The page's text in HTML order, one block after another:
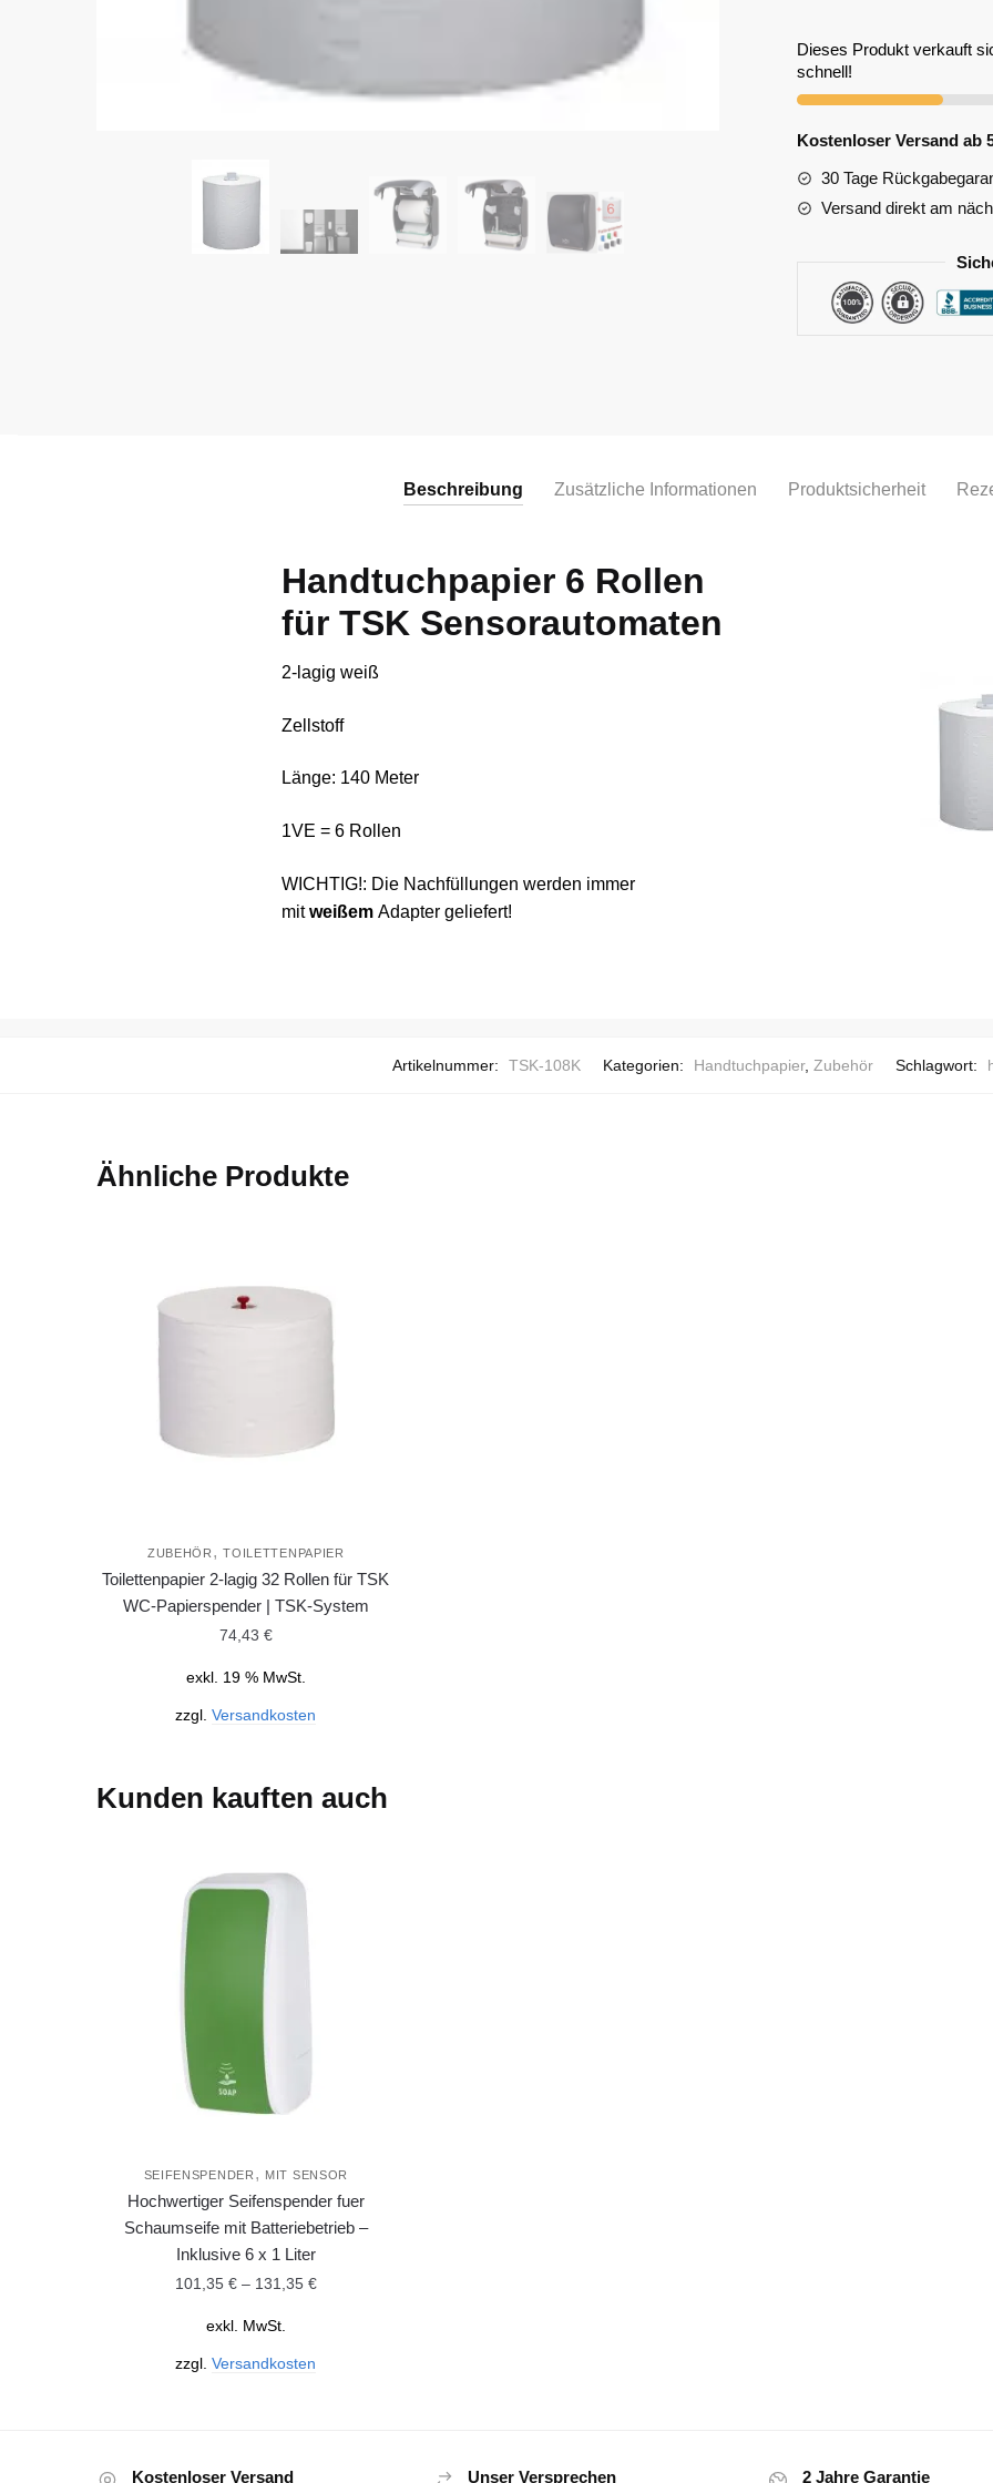
Dieses Produkt verkauft
schnell!
Kostenloser Versand ab
30 Tage
Versand direkt am
Beschreibung Zusätzliche Informationen Produktsicherheit
Handtuchpapier 6 Rollen
für TSK Sensorautomaten
2-lagig weiß
Zellstoff
Länge: 140 Meter
1VE = 6 Rollen
WICHTIG!: Die Nachfüllungen werden immer
mitweißemAdapter geliefert!
Artikelnummer: TSK-108K Kategorien: Handtuchpapier, Zubehör Schlagwort:
Ähnliche Produkte
ZUBEHÖR ,TOILETTENPAPIER
Toilettenpapier 2-lagig 32 Rollen für TSK
WC-Papierspender | TSK-System
74,43 €
exkl. 19 % MwSt.
zzgl.Versandkosten
Kunden kauften auch
SEIFENSPENDER , MIT SENSOR
Hochwertiger Seifenspender fuer
Schaumseife mit Batteriebetrieb –
Inklusive 6 x 1 Liter
101,35 €– 131,35 €
exkl. MwSt.
zzgl.Versandkosten
Kostenloser Versand Unser Versprechen 2 Jahre Garantie